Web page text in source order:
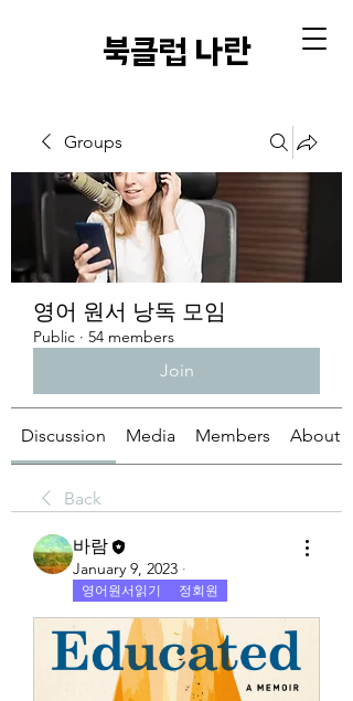
​북클럽 나란
Groups
영어 원서 낭독 모임
Public · 54 members
Join
Discussion Media Members About
Back
바람
January 9, 2023 ·
영어원서읽기 정회원